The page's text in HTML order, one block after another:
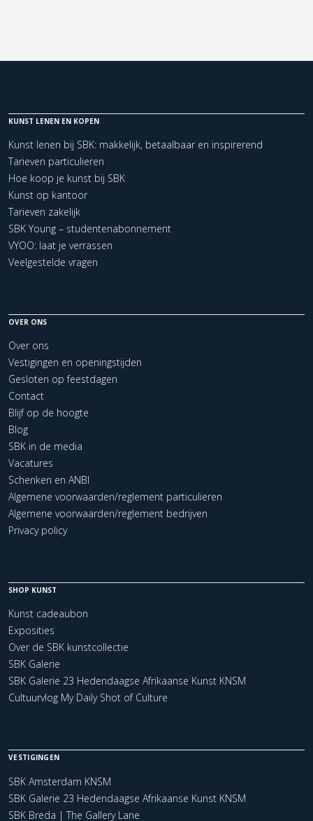
KUNST LENEN EN KOPEN
Kunst lenen bij SBK: makkelijk, betaalbaar en inspirerend
Tarieven particulieren
Hoe koop je kunst bij SBK
Kunst op kantoor
Tarieven zakelijk
SBK Young – studentenabonnement
VYOO: laat je verrassen
Veelgestelde vragen
OVER ONS
Over ons
Vestigingen en openingstijden
Gesloten op feestdagen
Contact
Blijf op de hoogte
Blog
SBK in de media
Vacatures
Schenken en ANBI
Algemene voorwaarden/reglement particulieren
Algemene voorwaarden/reglement bedrijven
Privacy policy
SHOP KUNST
Kunst cadeaubon
Exposities
Over de SBK kunstcollectie
SBK Galerie
SBK Galerie 23 Hedendaagse Afrikaanse Kunst KNSM
Cultuurvlog My Daily Shot of Culture
VESTIGINGEN
SBK Amsterdam KNSM
SBK Galerie 23 Hedendaagse Afrikaanse Kunst KNSM
SBK Breda | The Gallery Lane